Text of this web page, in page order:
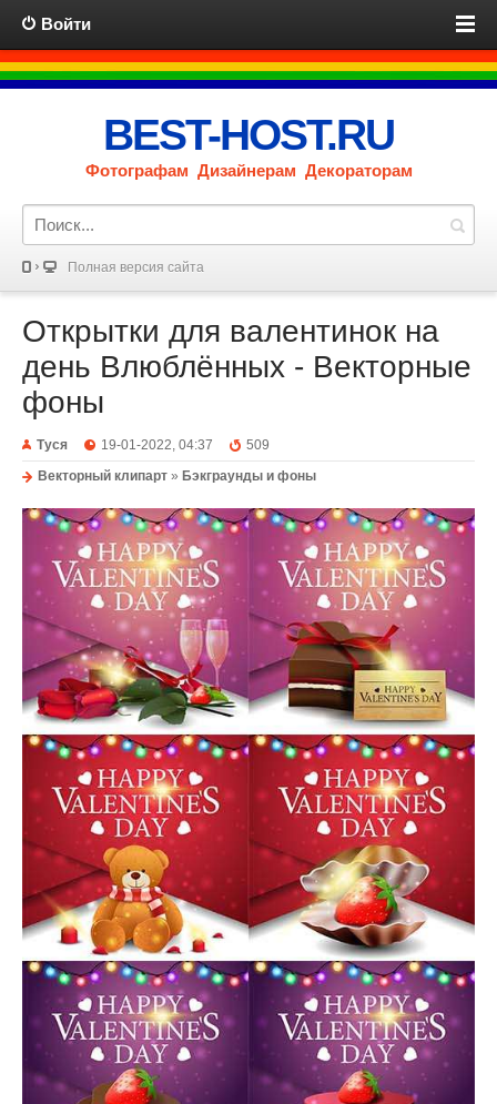
Войти
BEST-HOST.RU
Фотографам Дизайнерам Декораторам
Полная версия сайта
Открытки для валентинок на
день Влюблённых - Векторные
фоны
Туся 19-01-2022, 04:37
509
Векторный клипарт » Бэкграунды и фоны